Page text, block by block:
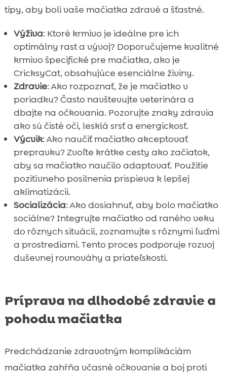
tipy, aby boli vaše mačiatka zdravé a šťastné.
Výživa: Ktoré krmivo je ideálne pre ich
optimálny rast a vývoj? Doporučujeme kvalitné
krmivo špecifické pre mačiatka, ako je
CricksyCat, obsahujúce esenciálne živiny.
Zdravie: Ako rozpoznať, že je mačiatko v
poriadku? Často navštevujte veterinára a
dbajte na očkovania. Pozorujte znaky zdravia
ako sú čisté oči, lesklá srsť a energickosť.
Výcvik: Ako naučiť mačiatko akceptovať
prepravku? Zvoľte krátke cesty ako začiatok,
aby sa mačiatko naučilo adaptovať. Použitie
pozitívneho posilnenia prispieva k lepšej
aklimatizácii.
Socializácia: Ako dosiahnuť, aby bolo mačiatko
sociálne? Integrujte mačiatko od raného veku
do rôznych situácií, zoznamujte s rôznymi ľuďmi
a prostrediami. Tento proces podporuje rozvoj
duševnej rovnováhy a priateľskosti.
Príprava na dlhodobé zdravie a
pohodu mačiatka
Predchádzanie zdravotným komplikáciám
mačiatka zahŕňa včasné očkovanie a boj proti